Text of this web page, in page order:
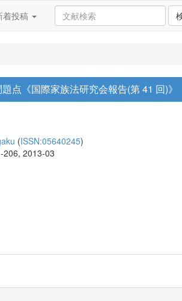
着投稿
点《国際家族法研究会報告(第 41 回)》
(ISSN:05640245)
206, 2013-03